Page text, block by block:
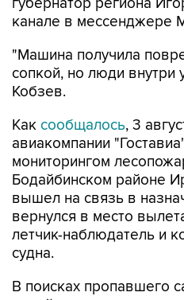
канале в мессенджере
"Машина получила
сопкой, но люди внутри
Кобзев.
Как сообщалось, 3
авиакомпании
мониторингом
Бодайбинском районе
вышел на связь в
вернулся в место
летчик-наблюдатель и
судна.
В поисках пропавшего